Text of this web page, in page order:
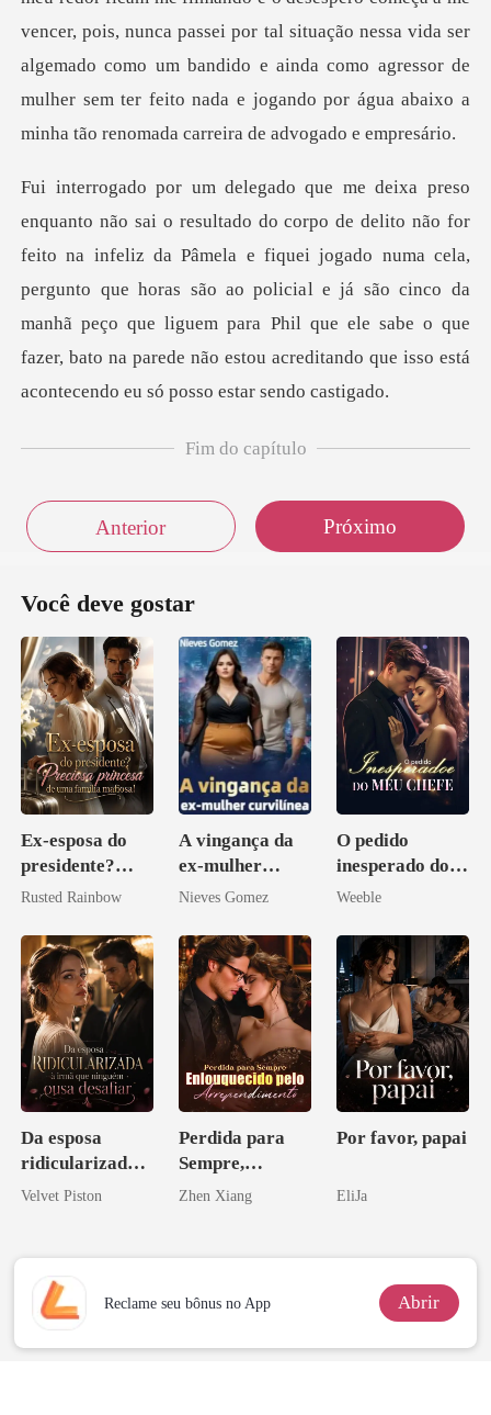
vencer, pois, nunca passei por tal situação nessa vida ser
algemado como um bandido e ainda como agressor d
da Pâmela e fiquei jogado numa cela,
pergunto que horas são ao policial e já são cinco da
manhã peço que liguem para Phil
Fim do capítulo
Anterior Próximo
Você deve gostar
Ex-esposa do
presidente?
Preciosa
família
mafiosa!
Rusted Rainbow
A vingança da
ex-mulher
curvilínea
Nieves Gomez
O pedido
inesperado do
meu chefe
Weeble
Da esposa
ridicularizada à
irmã que
Velvet Piston
Perdida para
Sempre,
Enlouquecido
o
Zhen Xiang
Por favor, papai
EliJa
Reclame seu bônus no App Abrir